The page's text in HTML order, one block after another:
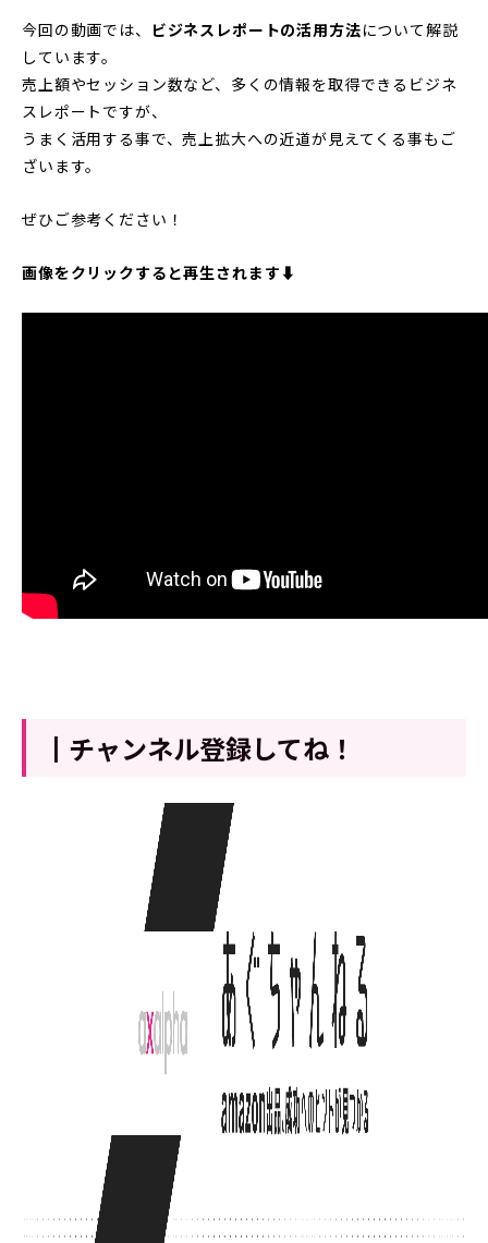
今回の動画では、 ビジネスレポートの活用方法について解説
しています。
売上額やセッション数など、多くの情報を取得できるビジネ
スレポートですが、
うまく活用する事で、売上拡大への近道が見えてくる事もご
ざいます。
ぜひご参考ください！
画像をクリックすると再生されます⬇︎
┃チャンネル登録してね！